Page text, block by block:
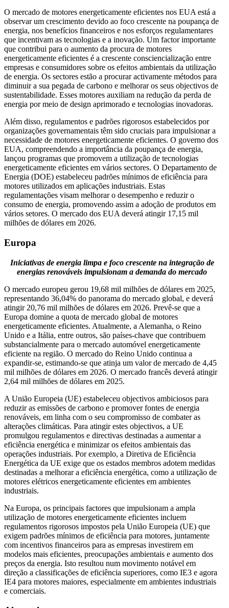
O mercado de motores energeticamente eficientes nos EUA está a
observar um crescimento devido ao foco crescente na poupança de
energia, nos benefícios financeiros e nos esforços regulamentares
que incentivam as tecnologias e a inovação. Um factor importante
que contribui para o aumento da procura de motores
energeticamente eficientes é a crescente consciencialização entre
empresas e consumidores sobre os efeitos ambientais da utilização
de energia. Os sectores estão a procurar activamente métodos para
diminuir a sua pegada de carbono e melhorar os seus objectivos de
sustentabilidade. Esses motores auxiliam na redução da perda de
energia por meio de design aprimorado e tecnologias inovadoras.
Além disso, regulamentos e padrões rigorosos estabelecidos por
organizações governamentais têm sido cruciais para impulsionar a
necessidade de motores energeticamente eficientes. O governo dos
EUA, compreendendo a importância da poupança de energia,
lançou programas que promovem a utilização de tecnologias
energeticamente eficientes em vários sectores. O Departamento de
Energia (DOE) estabeleceu padrões mínimos de eficiência para
motores utilizados em aplicações industriais. Estas
regulamentações visam melhorar o desempenho e reduzir o
consumo de energia, promovendo assim a adoção de produtos em
vários setores. O mercado dos EUA deverá atingir 17,15 mil
milhões de dólares em 2026.
Europa
Iniciativas de energia limpa e foco crescente na integração de
energias renováveis ​​impulsionam a demanda do mercado
O mercado europeu gerou 19,68 mil milhões de dólares em 2025,
representando 36,04% do panorama do mercado global, e deverá
atingir 20,76 mil milhões de dólares em 2026. Prevê-se que a
Europa domine a quota de mercado global de motores
energeticamente eficientes. Atualmente, a Alemanha, o Reino
Unido e a Itália, entre outros, são países-chave que contribuem
substancialmente para o mercado automóvel energeticamente
eficiente na região. O mercado do Reino Unido continua a
expandir-se, estimando-se que atinja um valor de mercado de 4,45
mil milhões de dólares em 2026. O mercado francês deverá atingir
2,64 mil milhões de dólares em 2025.
A União Europeia (UE) estabeleceu objectivos ambiciosos para
reduzir as emissões de carbono e promover fontes de energia
renováveis, em linha com o seu compromisso de combater as
alterações climáticas. Para atingir estes objectivos, a UE
promulgou regulamentos e directivas destinadas a aumentar a
eficiência energética e minimizar os efeitos ambientais das
operações industriais. Por exemplo, a Diretiva de Eficiência
Energética da UE exige que os estados membros adotem medidas
destinadas a melhorar a eficiência energética, como a utilização de
motores elétricos energeticamente eficientes em ambientes
industriais.
Na Europa, os principais factores que impulsionam a ampla
utilização de motores energeticamente eficientes incluem
regulamentos rigorosos impostos pela União Europeia (UE) que
exigem padrões mínimos de eficiência para motores, juntamente
com incentivos financeiros para as empresas investirem em
modelos mais eficientes, preocupações ambientais e aumento dos
preços da energia. Isto resultou num movimento notável em
direção a classificações de eficiência superiores, como IE3 e agora
IE4 para motores maiores, especialmente em ambientes industriais
e comerciais.